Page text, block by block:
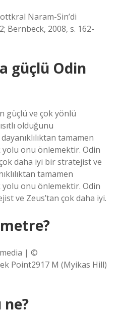
Naram-Sin’di
Bernbeck, 2008, s. 162-
güçlü Odin
güçlü ve çok yönlü
olduğunu
tamamen
onu önlemektir. Odin
daha iyi bir stratejist ve
tamamen
onu önlemektir. Odin
ve Zeus’tan çok daha iyi.
| ©
Point2917 M (Myikas Hill)
ne?